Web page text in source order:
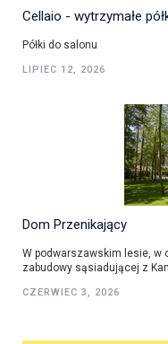
Cellaio - wytrzymałe
Półki do salonu
LIPIEC 12, 2026
Dom Przenikający
W podwarszawskim lesie, w
zabudowy sąsiadującej z
CZERWIEC 3, 2026